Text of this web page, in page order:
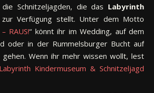
Schnitzeljagden, die das Labyrinth
zur Verfügung stellt. Unter dem Motto
RAUS!“ könnt ihr im Wedding, auf dem
oder in der Rummelsburger Bucht auf
gehen. Wenn ihr mehr wissen wollt, lest
Labyrinth Kindermuseum & Schnitzeljagd